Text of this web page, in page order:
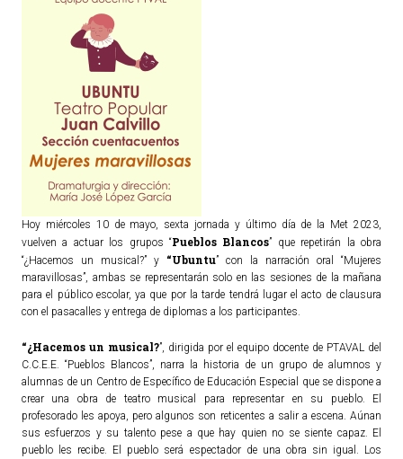
Hoy miércoles 10 de mayo, sexta jornada y último día de la Met 2023,
vuelven a actuar los grupos “Pueblos Blancos” que repetirán la obra
“¿Hacemos un musical?” y “Ubuntu” con la narración oral “Mujeres
maravillosas”, ambas se representarán solo en las sesiones de la mañana
para el público escolar, ya que por la tarde tendrá lugar el acto de clausura
con el pasacalles y entrega de diplomas a los participantes.
“¿Hacemos un musical?”, dirigida por el equipo docente de PTAVAL del
C.C.E.E. “Pueblos Blancos”, narra la historia de un grupo de alumnos y
alumnas de un Centro de Específico de Educación Especial que se dispone a
crear una obra de teatro musical para representar en su pueblo. El
profesorado les apoya, pero algunos son reticentes a salir a escena. Aúnan
sus esfuerzos y su talento pese a que hay quien no se siente capaz. El
pueblo les recibe. El pueblo será espectador de una obra sin igual. Los